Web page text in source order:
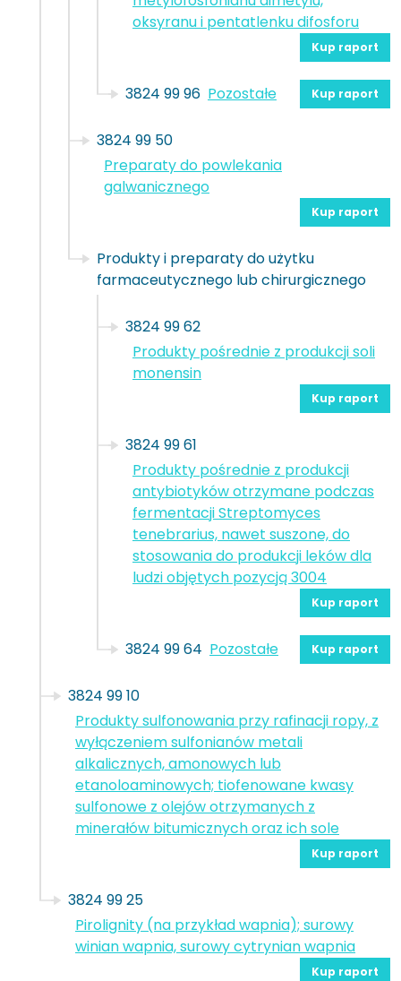
oksyranu i pentatlenku difosforu
Kup raport
3824 99 96 Pozostałe Kup raport
3824 99 50
Preparaty do powlekania
galwanicznego
Kup raport
Produkty i preparaty do użytku
farmaceutycznego lub chirurgicznego
3824 99 62
Produkty pośrednie z produkcji soli
monensin
Kup raport
3824 99 61
Produkty pośrednie z produkcji
antybiotyków otrzymane podczas
fermentacji Streptomyces
tenebrarius, nawet suszone, do
stosowania do produkcji leków dla
ludzi objętych pozycją 3004
Kup raport
3824 99 64 Pozostałe Kup raport
3824 99 10
Produkty sulfonowania przy rafinacji ropy, z
wyłączeniem sulfonianów metali
alkalicznych, amonowych lub
etanoloaminowych; tiofenowane kwasy
sulfonowe z olejów otrzymanych z
minerałów bitumicznych oraz ich sole
Kup raport
3824 99 25
Pirolignity (na przykład wapnia); surowy
winian wapnia, surowy cytrynian wapnia
Kup raport